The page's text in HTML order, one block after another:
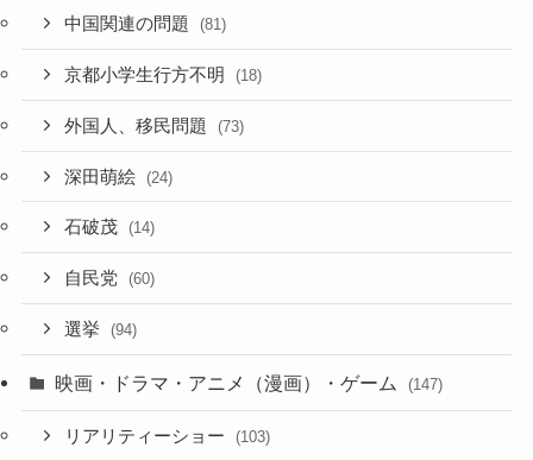
中国関連の問題 (81)
京都小学生行方不明 (18)
外国人、移民問題 (73)
深田萌絵 (24)
石破茂 (14)
自民党 (60)
選挙 (94)
映画・ドラマ・アニメ（漫画）・ゲーム (147)
リアリティーショー (103)